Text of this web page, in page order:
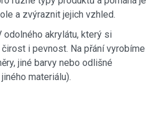
a zvýraznit jejich vzhled.
odolného akrylátu, který si
i pevnost. Na přání vyrobíme
jiné barvy nebo odlišné
materiálu).